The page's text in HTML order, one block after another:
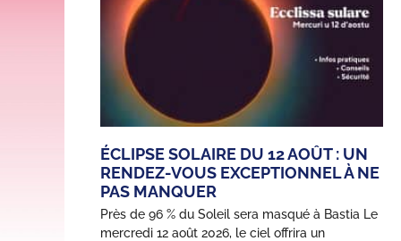
ÉCLIPSE SOLAIRE DU 12 AOÛT : UN
RENDEZ-VOUS EXCEPTIONNEL À NE
PAS MANQUER
Près de 96 % du Soleil sera masqué à Bastia Le
mercredi 12 août 2026, le ciel offrira un